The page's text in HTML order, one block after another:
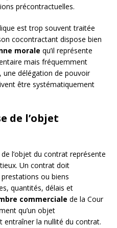
précontractuelles.
est trop souvent traitée
cocontractant dispose bien
morale qu’il représente
mais fréquemment
une délégation de pouvoir
être systématiquement
de l’objet
l’objet du contrat représente
Un contrat doit
ou biens
quantités, délais et
commerciale de la Cour
qu’un objet
la nullité du contrat.